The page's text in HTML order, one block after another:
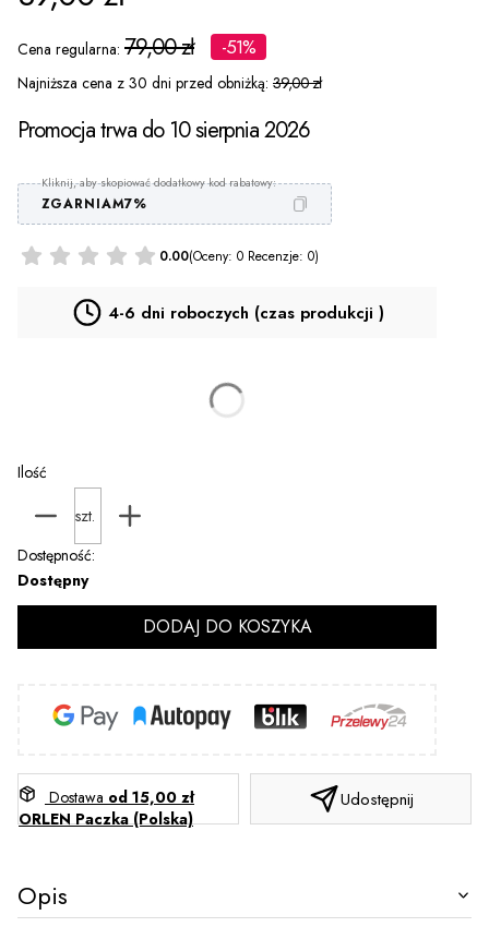
Cena regularna: 79,00 zł -51%
Najniższa cena z 30 dni przed obniżką: 39,00 zł
Promocja trwa do 10 sierpnia 2026
ZGARNIAM7%
0.00(Oceny: 0 Recenzje: 0)
4-6 dni roboczych (czas produkcji )
Personalizacja PROMOCJA za 9 zł
Ilość
szt.
Dostępność:
Dostępny
DODAJ DO KOSZYKA
Dostawa od 15,00 zł
ORLEN Paczka (Polska)
Udostępnij
Opis